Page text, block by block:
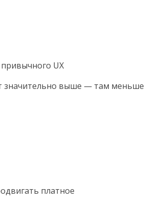
UX
значительно выше — там меньше
платное